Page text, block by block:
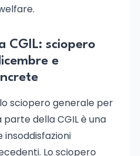
CGIL: sciopero
e
sciopero generale per
parte della CGIL è una
Lo sciopero